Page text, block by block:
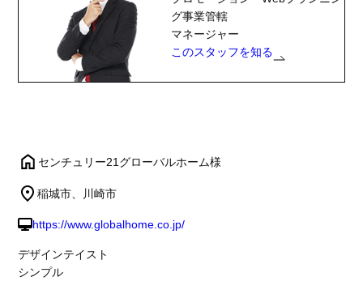
グ事業管轄
マネージャー
このスタッフを知る
センチュリー21グローバルホーム様
稲城市、川崎市
https://www.globalhome.co.jp/
デザインテイスト
シンプル